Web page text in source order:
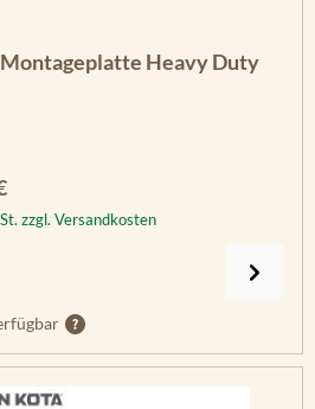
Heavy Duty
zzgl. Versandkosten